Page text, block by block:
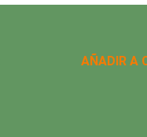
AÑADIR A